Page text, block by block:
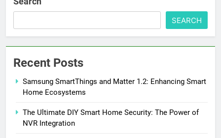
SEARCH
Recent Posts
Samsung SmartThings and Matter 1.2: Enhancing Smart
Home Ecosystems
The Ultimate DIY Smart Home Security: The Power of
NVR Integration